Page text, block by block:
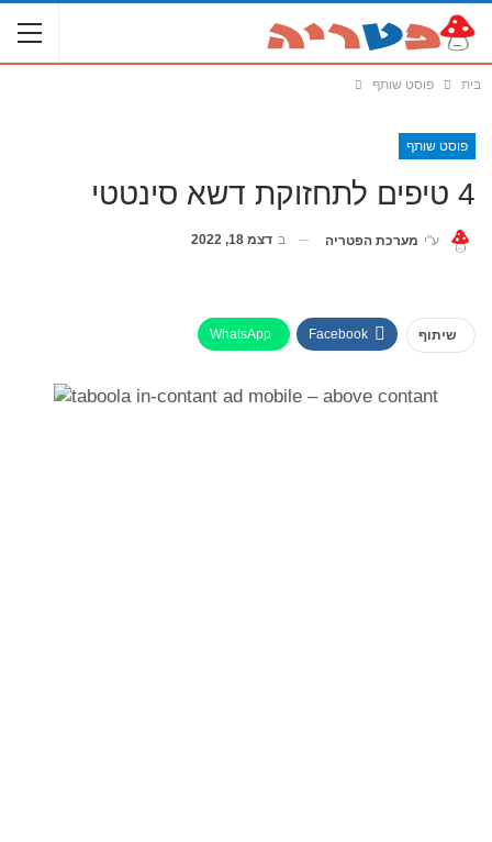
בית פוסט שותף
פוסט שותף
4 טיפים לתחזוקת דשא סינטטי
ע"י מערכת הפטריה ב דצמ 18, 2022
שיתוף Facebook
WhatsApp